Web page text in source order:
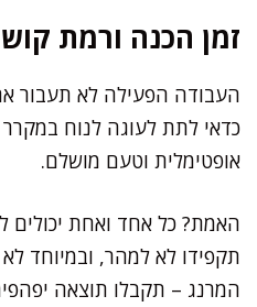
זמן הכנה ורמת
אופטימלית וטעם מושלם.
האמת? כל אחד ואחת
תקפידו לא למהר, ובמיוחד
המרנג – תקבלו תוצאה